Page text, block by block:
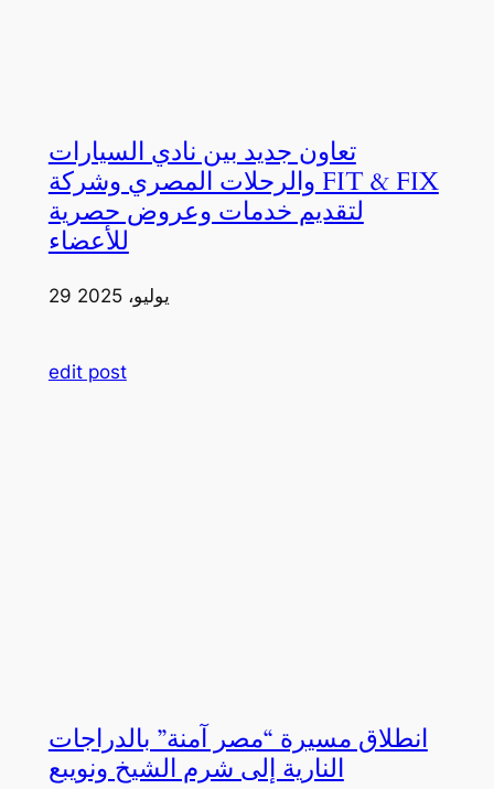
تعاون جديد بين نادي السيارات
والرحلات المصري وشركة FIT & FIX
لتقديم خدمات وعروض حصرية
للأعضاء
29 يوليو، 2025
edit post
انطلاق مسيرة “مصر آمنة” بالدراجات
النارية إلى شرم الشيخ ونويبع